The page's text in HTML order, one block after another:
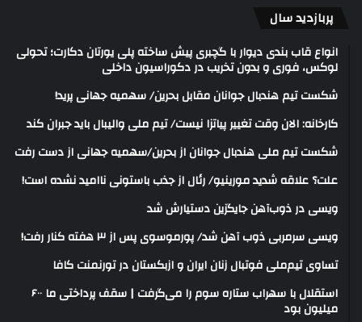
پربازدید سال
انواع قاب بندی دیوار با گچبری پیش ساخته پلی یورتان دکارت؛ تحولی
لوکس، فوری و بدون تخریب در دکوراسیون داخلی
شکست تیم هندبال جوانان مقابل بحرین/ سهمیه جهانی پرید!
کارخانه: الان وقت تغییر پیاتزا نیست/ تیم ملی والیبال باید جبران کند
شکست تیم ملی هندبال جوانان از بحرین/سهمیه جهانی از دست رفت
علت؟ علاقه شدید مورینیو/ رئال از جذب باستونی ناامید نشده است!
ویسی در ذوب‌آهن جایگزین دستیارش شد
ویسی سرمربی ذوب آهن شد/ پورموسوی پس از ۳ هفته کنار رفت!
تساوی تیم‌ملی فوتبال زنان ایران و ازبکستان در تورنمنت کافا
استقلال با سهراب ستاره سوم را می‌گرفت | سقف پرداختی ما ۶۰۰
میلیون بود